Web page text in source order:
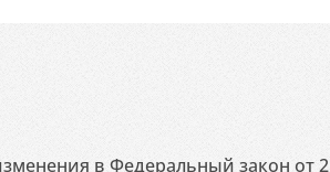
в Федеральный закон от 2